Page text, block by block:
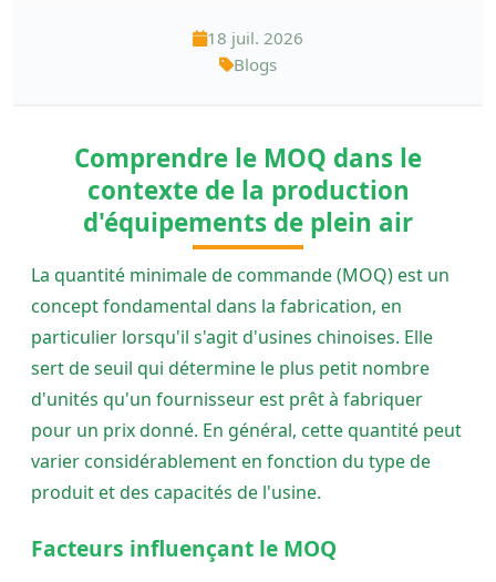
18 juil. 2026
Blogs
Comprendre le MOQ dans le
contexte de la production
d'équipements de plein air
La quantité minimale de commande (MOQ) est un
concept fondamental dans la fabrication, en
particulier lorsqu'il s'agit d'usines chinoises. Elle
sert de seuil qui détermine le plus petit nombre
d'unités qu'un fournisseur est prêt à fabriquer
pour un prix donné. En général, cette quantité peut
varier considérablement en fonction du type de
produit et des capacités de l'usine.
Facteurs influençant le MOQ